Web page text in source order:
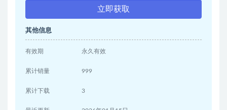
立即获取
其他信息
有效期 永久有效
累计销量 999
累计下载 3